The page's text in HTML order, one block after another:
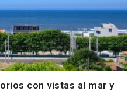
con vistas al mar y